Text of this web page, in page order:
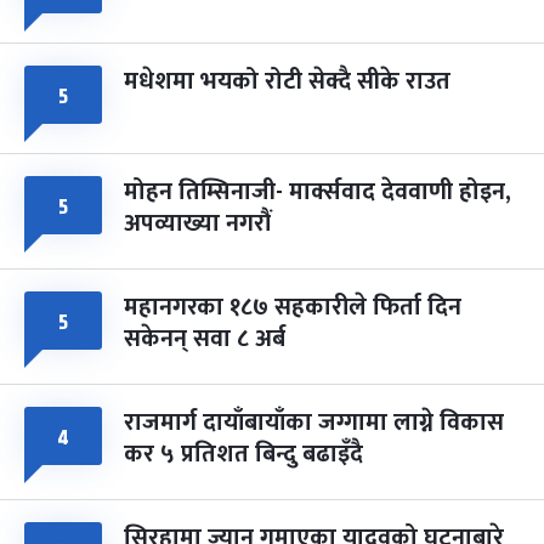
५ मधेशमा भयको रोटी सेक्दै सीके राउत
५ मोहन तिम्सिनाजी- मार्क्सवाद देववाणी होइन,
अपव्याख्या नगरौं
५ महानगरका १८७ सहकारीले फिर्ता दिन
सकेनन् सवा ८ अर्ब
४ राजमार्ग दायाँबायाँका जग्गामा लाग्ने विकास
कर ५ प्रतिशत बिन्दु बढाइँदै